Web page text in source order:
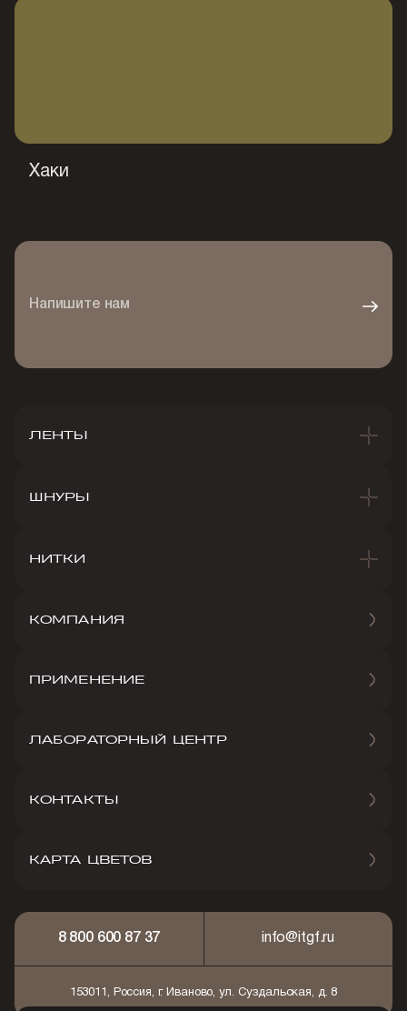
Хаки
Напишите нам
КОМПАНИЯ
ПРИМЕНЕНИЕ
ЛАБОРАТОРНЫЙ ЦЕНТР
КОНТАКТЫ
КАРТА ЦВЕТОВ
ЛЕНТЫ
ШНУРЫ
НИТКИ
8 800 600 87 37 info@itgf.ru
153011, Россия, г. Иваново, ул. Суздальская, д. 8